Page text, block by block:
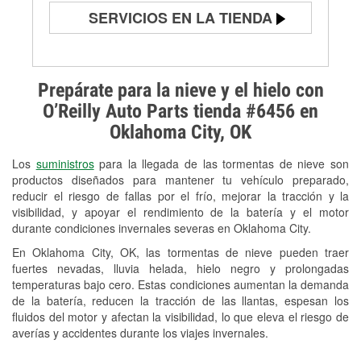
Prepárate para la nieve y el hielo con
O’Reilly Auto Parts tienda #6456 en
Oklahoma City, OK
Los suministrospara la llegada de las tormentas de nieve son
productos diseñados para mantener tu vehículo preparado,
reducir el riesgo de fallas por el frío, mejorar la tracción y la
visibilidad, y apoyar el rendimiento de la batería y el motor
durante condiciones invernales severas en Oklahoma City.
En Oklahoma City, OK, las tormentas de nieve pueden traer
fuertes nevadas, lluvia helada, hielo negro y prolongadas
temperaturas bajo cero. Estas condiciones aumentan la demanda
de la batería, reducen la tracción de las llantas, espesan los
fluidos del motor y afectan la visibilidad, lo que eleva el riesgo de
averías y accidentes durante los viajes invernales.
SERVICIOS EN LA TIENDA
Prueba de alternadores y
arrancadores
Revisión de la luz "Check Engine"
Reciclaje de baterías y aceite
Instalación de bombillas de faros
Instalación de limpiaparabrisas
Programa de Préstamo de
Herramientas
Rectificación de tambores y discos de
freno